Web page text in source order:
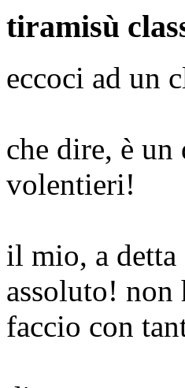
tiramisù
eccoci ad un
che dire, è un
volentieri!
il mio, a
assoluto! non
faccio con